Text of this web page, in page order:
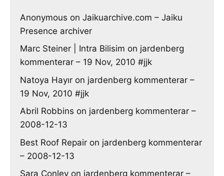
Anonymous on Jaikuarchive.com – Jaiku
Presence archiver
Marc Steiner | Intra Bilisim on jardenberg
kommenterar – 19 Nov, 2010 #jjk
Natoya Hayır on jardenberg kommenterar –
19 Nov, 2010 #jjk
Abril Robbins on jardenberg kommenterar –
2008-12-13
Best Roof Repair on jardenberg kommenterar
– 2008-12-13
Sara Conley on jardenberg kommenterar –